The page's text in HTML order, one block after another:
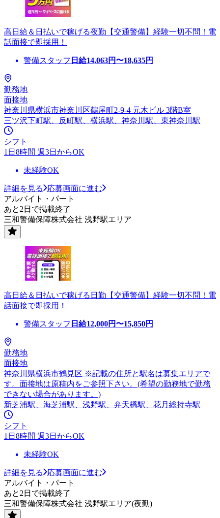
高日給＆日払いで稼げる夜勤【交通警備】経験一切不問！電
話面接で即採用！
警備スタッフ 日給14,063円〜18,635円
勤務地
面接地
神奈川県横浜市神奈川区鶴屋町2-9-4 元木ビル 3階B室
三ツ沢下町駅、反町駅、横浜駅、神奈川駅、東神奈川駅
シフト
1日8時間 週3日からOK
未経験OK
詳細を見る
応募画面に進む
アルバイト・パート
あと2日で掲載終了
三和警備保障株式会社 浅野駅エリア
高日給＆日払いで稼げる日勤【交通警備】経験一切不問！電
話面接で即採用！
警備スタッフ 日給12,000円〜15,850円
勤務地
面接地
神奈川県横浜市鶴見区 ※記載の住所と駅名は募集エリアで
す。面接地は原稿内をご参照下さい。(希望の勤務地で勤務
できない場合があります。)
新芝浦駅、海芝浦駅、浅野駅、弁天橋駅、花月総持寺駅
シフト
1日8時間 週3日からOK
未経験OK
詳細を見る
応募画面に進む
アルバイト・パート
あと2日で掲載終了
三和警備保障株式会社 浅野駅エリア(夜勤)